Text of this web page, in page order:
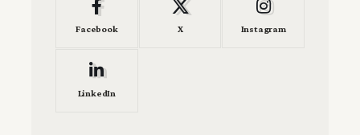
Facebook X Instagram
LinkedIn